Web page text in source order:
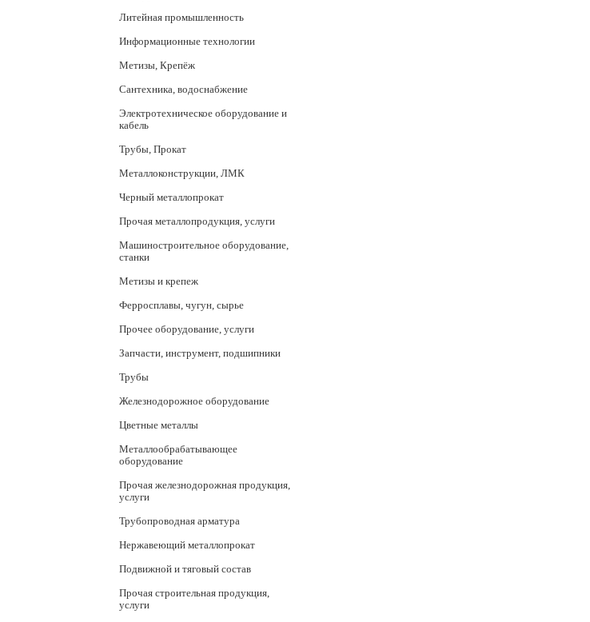
Литейная промышленность
Информационные технологии
Метизы, Крепёж
Сантехника, водоснабжение
Электротехническое оборудование и
кабель
Трубы, Прокат
Металлоконструкции, ЛМК
Черный металлопрокат
Прочая металлопродукция, услуги
Машиностроительное оборудование,
станки
Метизы и крепеж
Ферросплавы, чугун, сырье
Прочее оборудование, услуги
Запчасти, инструмент, подшипники
Трубы
Железнодорожное оборудование
Цветные металлы
Металлообрабатывающее
оборудование
Прочая железнодорожная продукция,
услуги
Трубопроводная арматура
Нержавеющий металлопрокат
Подвижной и тяговый состав
Прочая строительная продукция,
услуги